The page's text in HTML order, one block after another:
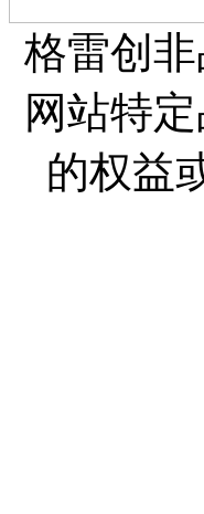
格雷创
网站特
的权益